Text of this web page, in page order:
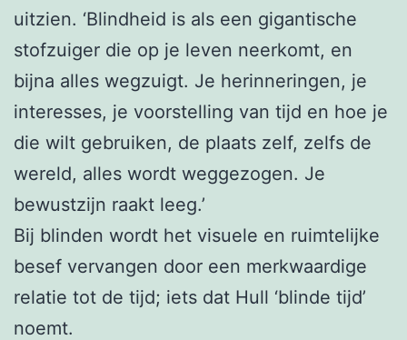
uitzien. ‘Blindheid is als een gigantische
stofzuiger die op je leven neerkomt, en
bijna alles wegzuigt. Je herinneringen, je
interesses, je voorstelling van tijd en hoe je
die wilt gebruiken, de plaats zelf, zelfs de
wereld, alles wordt weggezogen. Je
bewustzijn raakt leeg.’
Bij blinden wordt het visuele en ruimtelijke
besef vervangen door een merkwaardige
relatie tot de tijd; iets dat Hull ‘blinde tijd’
noemt.